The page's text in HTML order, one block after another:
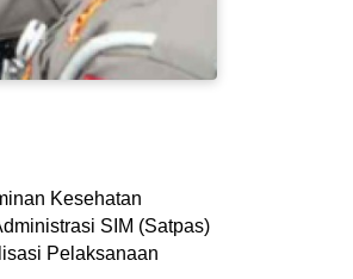
Kesehatan
SIM (Satpas)
Pelaksanaan